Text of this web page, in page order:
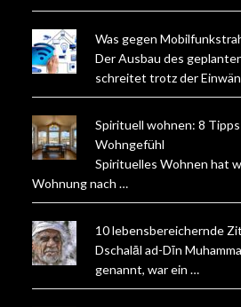
Was gegen
Der Ausbau des
schreitet trotz der
Spirituell wohnen: 8
Wohngefühl
Spirituelles Wohnen hat
Wohnung nach …
10 lebensbereichernde
Dschalāl ad-Dīn
genannt, war ein …